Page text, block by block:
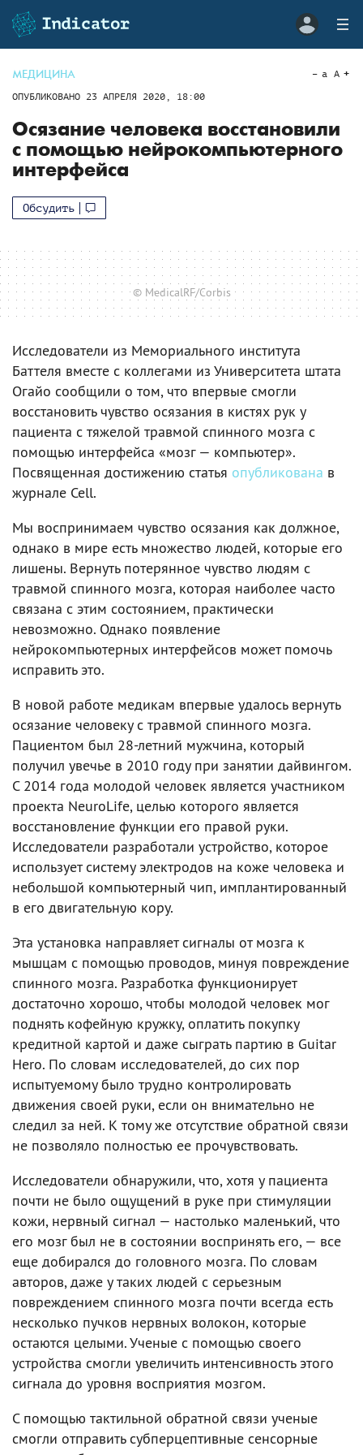
МЕДИЦИНА
ОПУБЛИКОВАНО 23 АПРЕЛЯ 2020, 18:00
a A
Осязание человека восстановили
с помощью нейрокомпьютерного
интерфейса
Обсудить
© MedicalRF/Corbis
Исследователи из Мемориального института
Баттеля вместе с коллегами из Университета штата
Огайо сообщили о том, что впервые смогли
восстановить чувство осязания в кистях рук у
пациента с тяжелой травмой спинного мозга с
помощью интерфейса «мозг — компьютер».
Посвященная достижению статья опубликована в
журнале Cell.
Мы воспринимаем чувство осязания как должное,
однако в мире есть множество людей, которые его
лишены. Вернуть потерянное чувство людям с
травмой спинного мозга, которая наиболее часто
связана с этим состоянием, практически
невозможно. Однако появление
нейрокомпьютерных интерфейсов может помочь
исправить это.
В новой работе медикам впервые удалось вернуть
осязание человеку с травмой спинного мозга.
Пациентом был 28-летний мужчина, который
получил увечье в 2010 году при занятии дайвингом.
С 2014 года молодой человек является участником
проекта NeuroLife, целью которого является
восстановление функции его правой руки.
Исследователи разработали устройство, которое
использует систему электродов на коже человека и
небольшой компьютерный чип, имплантированный
в его двигательную кору.
Эта установка направляет сигналы от мозга к
мышцам с помощью проводов, минуя повреждение
спинного мозга. Разработка функционирует
достаточно хорошо, чтобы молодой человек мог
поднять кофейную кружку, оплатить покупку
кредитной картой и даже сыграть партию в Guitar
Hero. По словам исследователей, до сих пор
испытуемому было трудно контролировать
движения своей руки, если он внимательно не
следил за ней. К тому же отсутствие обратной связи
не позволяло полностью ее прочувствовать.
Исследователи обнаружили, что, хотя у пациента
почти не было ощущений в руке при стимуляции
кожи, нервный сигнал — настолько маленький, что
его мозг был не в состоянии воспринять его, — все
еще добирался до головного мозга. По словам
авторов, даже у таких людей с серьезным
повреждением спинного мозга почти всегда есть
несколько пучков нервных волокон, которые
остаются целыми. Ученые с помощью своего
устройства смогли увеличить интенсивность этого
сигнала до уровня восприятия мозгом.
С помощью тактильной обратной связи ученые
смогли отправить субперцептивные сенсорные